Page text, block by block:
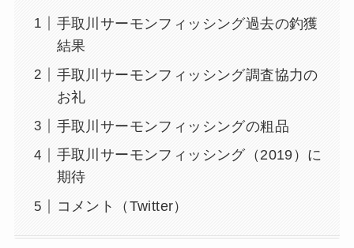
手取川サーモンフィッシング過去の釣獲
結果
手取川サーモンフィッシング調査協力の
お礼
手取川サーモンフィッシングの粗品
手取川サーモンフィッシング（2019）に
期待
コメント（Twitter）